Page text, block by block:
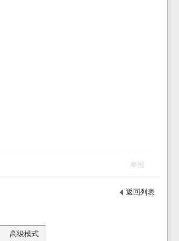
举报
返回列表
高级模式